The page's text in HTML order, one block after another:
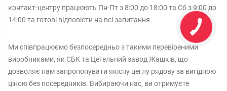
контакт-центру працюють Пн-Пт з 8:00 до 18:00 та Сб з 9:00 до
14:00 та готові відповісти на всі запитання.
Ми співпрацюємо безпосередньо з такими перевіреними
виробниками, як СБК та Цегельний завод Жашків, що
дозволяє нам запропонувати якісну цеглу рядову за вигідною
ціною без посередників. Вибираючи нас, ви отримуєте